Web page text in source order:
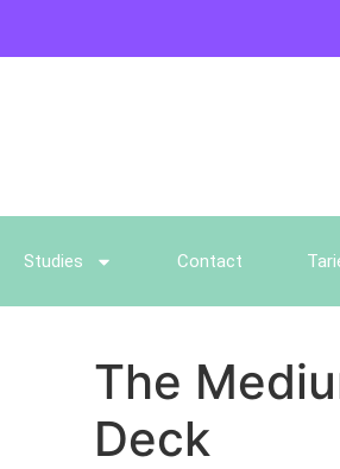
Studies Contact
The
Deck